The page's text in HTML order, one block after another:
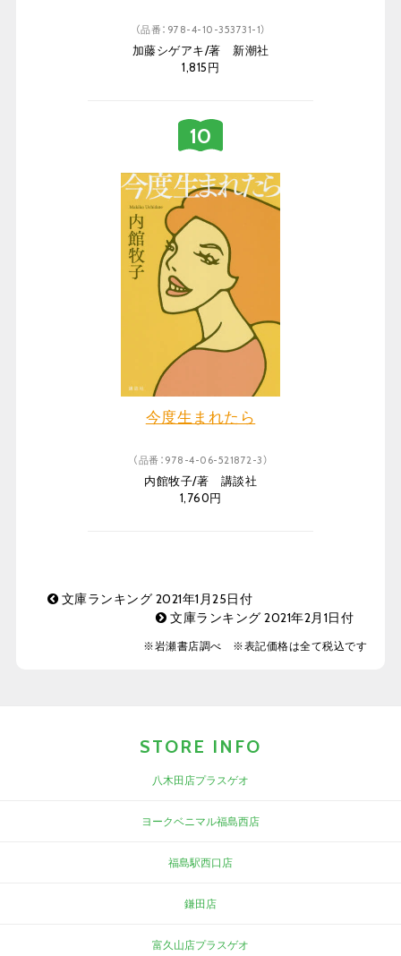
（品番：978-4-10-353731-1）
加藤シゲアキ/著 新潮社
1,815円
今度生まれたら
（品番：978-4-06-521872-3）
内館牧子/著 講談社
1,760円
文庫ランキング 2021年1月25日付
文庫ランキング 2021年2月1日付
※岩瀬書店調べ ※表記価格は全て税込です
STORE INFO
八木田店プラスゲオ
ヨークベニマル福島西店
福島駅西口店
鎌田店
富久山店プラスゲオ